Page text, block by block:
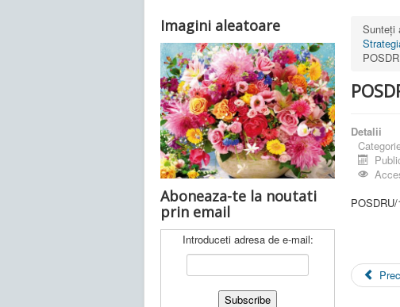
Imagini aleatoare
Aboneaza-te la noutati
prin email
Introduceti adresa de e-mail:
Sunteți
Detalii
Prec